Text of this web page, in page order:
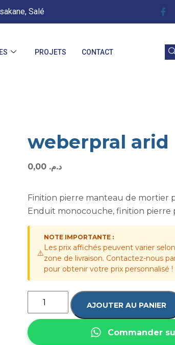
Salé
PROJETS CONTACT
weberpral arid
د.م.
Finition pierre manteau de mortier
Enduit monocouche, finition pierre
⚠️
NOTE IMPORTANTE :
Les prix affichés peuvent varier
zone de livraison. Contactez-nous
pour obtenir votre prix personnalisé !
AJOUTER AU PANIER
Commander